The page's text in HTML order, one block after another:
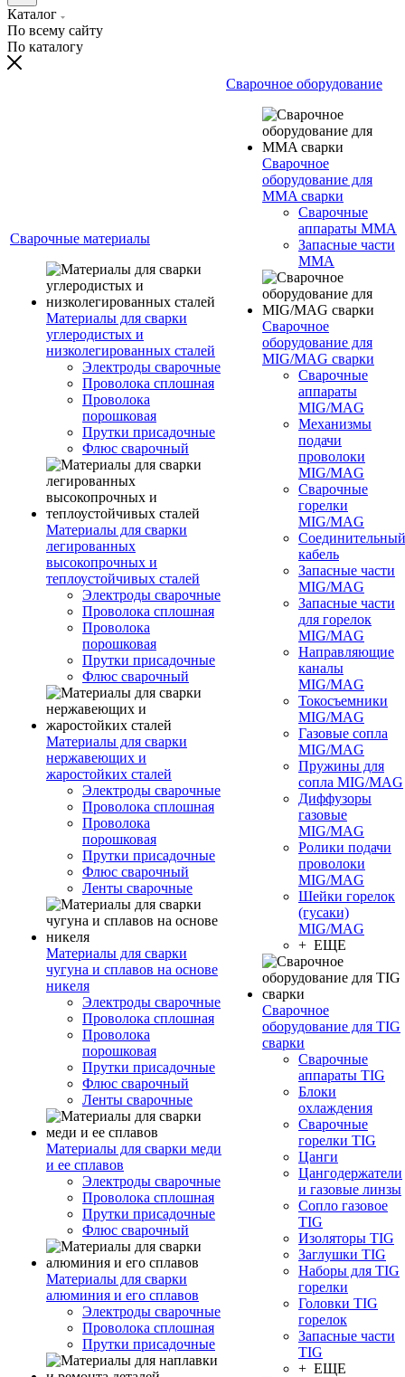
Каталог
По всему сайту
По каталогу
Сварочные материалы
Материалы для сварки
углеродистых и
низколегированных сталей
Электроды сварочные
Проволока сплошная
Проволока
порошковая
Прутки присадочные
Флюс сварочный
Материалы для сварки
легированных
высокопрочных и
теплоустойчивых сталей
Электроды сварочные
Проволока сплошная
Проволока
порошковая
Прутки присадочные
Флюс сварочный
Материалы для сварки
нержавеющих и
жаростойких сталей
Электроды сварочные
Проволока сплошная
Проволока
порошковая
Прутки присадочные
Флюс сварочный
Ленты сварочные
Материалы для сварки
чугуна и сплавов на основе
никеля
Электроды сварочные
Проволока сплошная
Проволока
порошковая
Прутки присадочные
Флюс сварочный
Ленты сварочные
Материалы для сварки меди
и ее сплавов
Электроды сварочные
Проволока сплошная
Прутки присадочные
Флюс сварочный
Материалы для сварки
алюминия и его сплавов
Электроды сварочные
Проволока сплошная
Прутки присадочные
Сварочное оборудование
Сварочное
оборудование для
MMA сварки
Сварочные
аппараты MMA
Запасные части
MMA
Сварочное
оборудование для
MIG/MAG сварки
Сварочные
аппараты
MIG/MAG
Механизмы
подачи
проволоки
MIG/MAG
Сварочные
горелки
MIG/MAG
Соединительный
кабель
Запасные части
MIG/MAG
Запасные части
для горелок
MIG/MAG
Направляющие
каналы
MIG/MAG
Токосъемники
MIG/MAG
Газовые сопла
MIG/MAG
Пружины для
сопла MIG/MAG
Диффузоры
газовые
MIG/MAG
Ролики подачи
проволоки
MIG/MAG
Шейки горелок
(гусаки)
MIG/MAG
+ ЕЩЕ
Сварочное
оборудование для TIG
сварки
Сварочные
аппараты TIG
Блоки
охлаждения
Сварочные
горелки TIG
Цанги
Цангодержатели
и газовые линзы
Сопло газовое
TIG
Изоляторы TIG
Заглушки TIG
Наборы для TIG
горелки
Головки TIG
горелок
Запасные части
TIG
+ ЕЩЕ